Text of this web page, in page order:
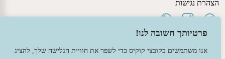
פרטיותך חשובה לנו!
אנו משתמשים בקובצי קוקיס כדי לשפר את חוויית הגלישה שלך, להציג
הצהרת נגישות